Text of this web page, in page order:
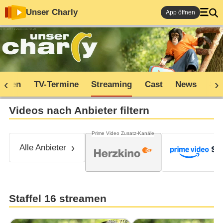
Unser Charly App öffnen
TV-Termine Streaming Cast News
Videos nach Anbieter filtern
Alle Anbieter
Prime Video Zusatz-Kanäle
Staffel 16 streamen
Bild: ZDF